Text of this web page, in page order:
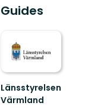
Guides
Länsstyrelsen
Värmland